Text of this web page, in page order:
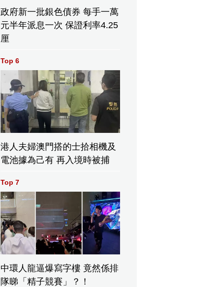
政府新一批銀色債券 每手一萬
元半年派息一次 保證利率4.25
厘
Top 6
港人夫婦澳門搭的士拾相機及
電池據為己有 再入境時被捕
Top 7
中環人龍逼爆寫字樓 竟然係排
隊睇「精子競賽」？！